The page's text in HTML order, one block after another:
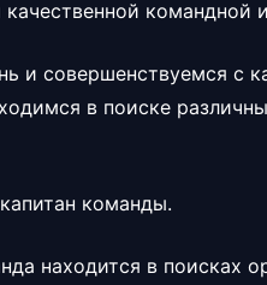
командной
и совершенствуемся с
в поиске
команды.
находится в поисках